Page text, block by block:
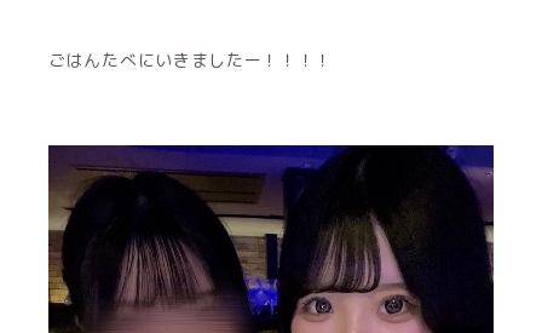
ごはんたべにいきましたー！！！！